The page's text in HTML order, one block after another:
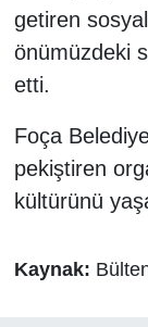
getiren
önümüzdeki
etti.
Foça
pekiştiren
kültürünü
Kaynak: